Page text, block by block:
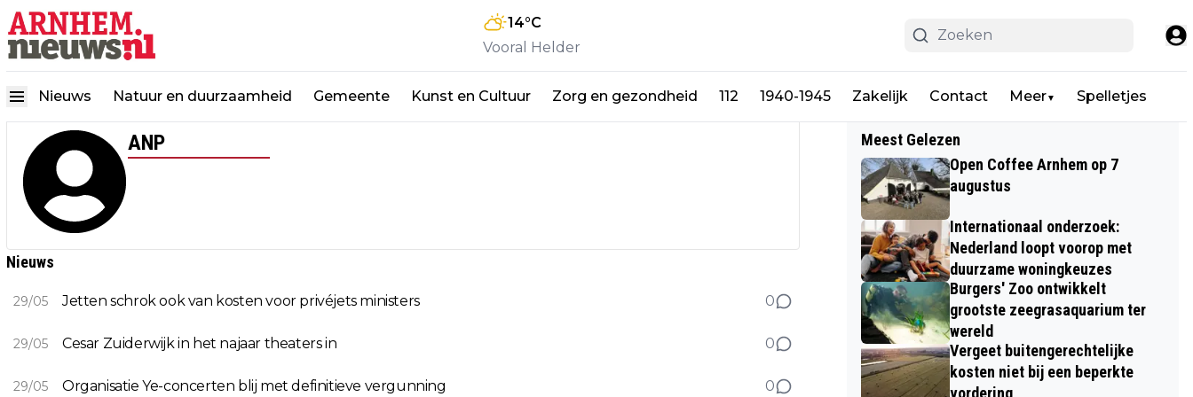
14°C
Vooral Helder
Nieuws Natuur en duurzaamheid Gemeente Kunst en Cultuur Zorg en gezondheid 112 1940-1945 Zakelijk Contact Meer▼ Spelletjes
ANP
Nieuws
29/05 Jetten schrok ook van kosten voor privéjets ministers 0
29/05 Cesar Zuiderwijk in het najaar theaters in 0
29/05 Organisatie Ye-concerten blij met definitieve vergunning 0
Meest Gelezen
Open Coffee Arnhem op 7
augustus
Internationaal onderzoek:
Nederland loopt voorop met
duurzame woningkeuzes
Burgers' Zoo ontwikkelt
grootste zeegrasaquarium ter
wereld
Vergeet buitengerechtelijke
kosten niet bij een beperkte
vordering